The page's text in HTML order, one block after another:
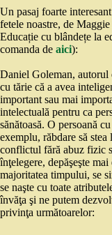
Un pasaj foarte
fetele noastre, de
Educație cu blândețe la
comanda de aici):
Daniel Goleman,
cu tărie că a avea
important sau mai
intelectuală pentru ca
sănătoasă. O persoană
exemplu, răbdare să
conflictul fără abuz fizic
înţelegere, depăşeşte
majoritatea timpului, se
se naşte cu toate
învăţa şi ne putem
privinţa următoarelor: